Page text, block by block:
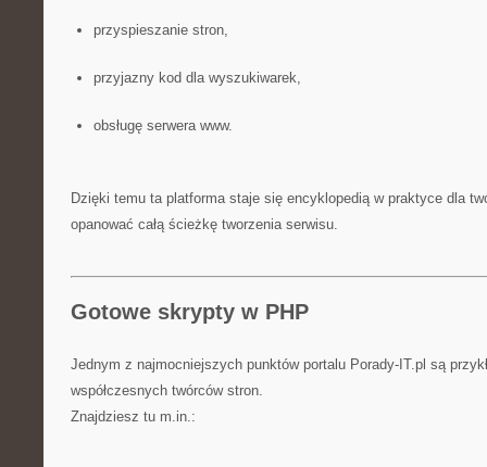
przyspieszanie stron,
przyjazny kod dla wyszukiwarek,
obsługę serwera www.
Dzięki temu ta platforma staje się encyklopedią w praktyce dla
opanować całą ścieżkę tworzenia serwisu.
Gotowe skrypty w PHP
Jednym z najmocniejszych punktów portalu Porady-IT.pl są
współczesnych twórców stron.
Znajdziesz tu m.in.: